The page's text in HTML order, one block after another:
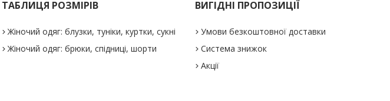
ТАБЛИЦЯ РОЗМІРІВ
Жіночий одяг: блузки, туніки, куртки, сукні
Жіночий одяг: брюки, спідниці, шорти
ВИГІДНІ ПРОПОЗИЦІЇ
Умови безкоштовної доставки
Система знижок
Акції